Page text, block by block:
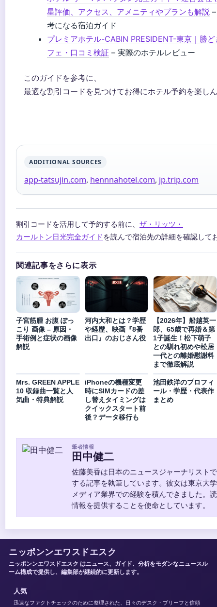
星評価、アクセス、アメニティやプランも解説
考になる宿泊ガイド
プレミアホテル-CABIN PRESIDENT-東京｜勝
フェ・口コミ検証 – 実際のホテルレビュー
このガイドを参考に、
最適な割引コードを見つけてお得にホテル予約を楽し
ADDITIONAL SOURCES
app-tatsujin.com, hennnahotel.com, jp.trip.com
割引コードを活用して予約する前に、 ザ・リッツ・
カールトン日光完全ガイド を読んで宿泊先の詳細を確認して
関連記事をさらに表示
子宮筋腫 お腹 ぽっ
こり 画像 – 原因・
手術例と症状の画像
解説
河内大和とは？学歴
や経歴、映画『8番
出口』のおじさん役
【2026年】船越英一
郎、65歳で再婚＆第
1子誕生！松下萌子
との馴れ初めや松居
一代との離婚慰謝料
まで徹底解説
Mrs. GREEN APPLE
10 収録曲一覧と人
気曲・特典解説
iPhoneの機種変更
時にSIMカードの差
し替えタイミングは
クイックスタート前
後？データ移行も
池田鉄洋のプロフィ
ール・学歴・代表作
まとめ
筆者情報
田中健二
佐藤美香は日本のニュースジャーナリスト
する記事を執筆しています。彼女は東京大
メディア業界での経験を積んできました。
情報を提供することを使命としています。
ニッポンンエワスドエスク
ニッポンンエワスドエスク はニュース、ガイド、分析をモダンなニュースル
ーム構成で提供し、編集部が継続的に更新します。
人気
迅速なファクトチェックのために整理された、日々のデスク・ブリーフと信頼